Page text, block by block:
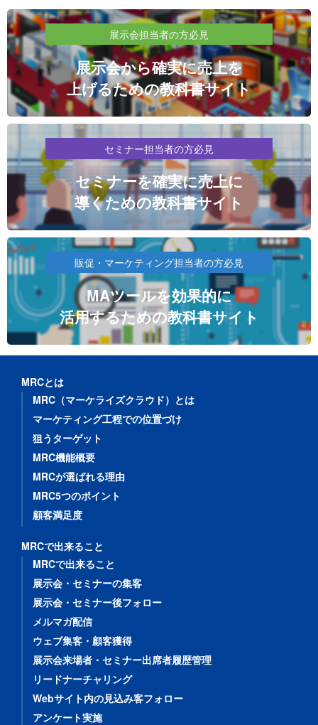
展示会担当者の方必見
展示会から確実に売上を
上げるための教科書サイト
セミナー担当者の方必見
セミナーを確実に売上に
導くための教科書サイト
販促・マーケティング担当者の方必見
MAツールを効果的に
活用するための教科書サイト
MRCとは
MRC（マーケライズクラウド）とは
マーケティング工程での位置づけ
狙うターゲット
MRC機能概要
MRCが選ばれる理由
MRC5つのポイント
顧客満足度
MRCで出来ること
MRCで出来ること
展示会・セミナーの集客
展示会・セミナー後フォロー
メルマガ配信
ウェブ集客・顧客獲得
展示会来場者・セミナー出席者履歴管理
リードナーチャリング
Webサイト内の見込み客フォロー
アンケート実施